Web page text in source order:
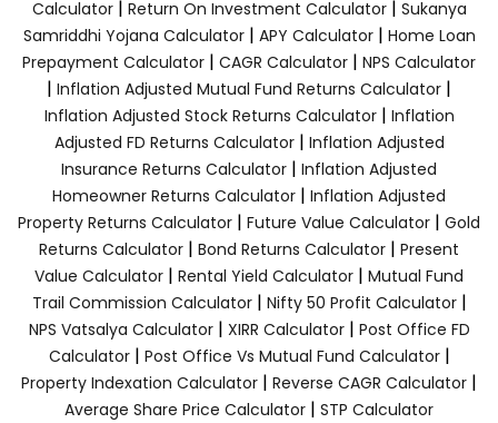
Calculator| Return On Investment Calculator| Sukanya
Samriddhi Yojana Calculator| APY Calculator| Home Loan
Prepayment Calculator | CAGR Calculator | NPS Calculator
| Inflation Adjusted Mutual Fund Returns Calculator |
Inflation Adjusted Stock Returns Calculator| Inflation
Adjusted FD Returns Calculator| Inflation Adjusted
Insurance Returns Calculator | Inflation Adjusted
Homeowner Returns Calculator | Inflation Adjusted
Property Returns Calculator | Future Value Calculator | Gold
Returns Calculator | Bond Returns Calculator | Present
Value Calculator | Rental Yield Calculator | Mutual Fund
Trail Commission Calculator| Nifty 50 Profit Calculator|
NPS Vatsalya Calculator| XIRR Calculator| Post Office FD
Calculator| Post Office Vs Mutual Fund Calculator|
Property Indexation Calculator | Reverse CAGR Calculator |
Average Share Price Calculator | STP Calculator